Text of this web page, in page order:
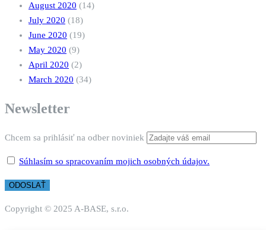
August 2020 (14)
July 2020 (18)
June 2020 (19)
May 2020 (9)
April 2020 (2)
March 2020 (34)
Newsletter
Chcem sa prihlásiť na odber noviniek
Súhlasím so spracovaním mojich osobných údajov.
Copyright © 2025 A-BASE, s.r.o.